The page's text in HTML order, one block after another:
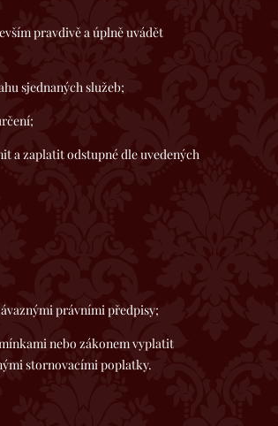
pravdivě a úplně uvádět
sjednaných služeb;
a zaplatit odstupné dle uvedených
právními předpisy;
nebo zákonem vyplatit
stornovacími poplatky.